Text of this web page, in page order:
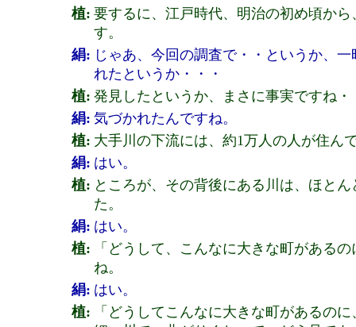
植: 要するに、江戸時代、明治の初め頃か
す。
絹: じゃあ、今回の調査で・・というか、
れたというか・・・
植: 発見したというか、まさに事実ですね・
絹: 気づかれたんですね。
植: 大手川の下流には、約1万人の人が住ん
絹: はい。
植: ところが、その背後にある川は、ほと
た。
絹: はい。
植:
「どうして、こんなに大きな町がある
ね。
絹: はい。
植:
「どうしてこんなに大きな町があるの